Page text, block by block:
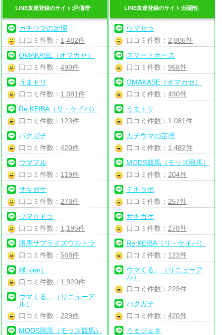
LINE友達登録のサイト:評価増↑
カチウマの定理
口コミ件数： 1,482件
OMAKASE（オマカセ）
口コミ件数：490件
うまトリ
口コミ件数： 1,081件
Re:KEIBA（リ・ケイバ）
口コミ件数： 123件
バクガチ
口コミ件数：420件
ウマフル
口コミ件数： 119件
サキガケ
口コミ件数： 278件
ウマ☆ドラ
口コミ件数： 1,195件
勝馬サプライズウルトラ
口コミ件数： 568件
縁（en）
口コミ件数： 1,920件
ウマくる。（リニューア
ル）
口コミ件数： 229件
MODS競馬（モッズ競馬）
LINE友達登録のサイト:話題性
ウマセラ
口コミ件数： 2,806件
スマートホース
口コミ件数： 968件
OMAKASE（オマカセ）
口コミ件数： 490件
うまトリ
口コミ件数： 1,081件
カチウマの定理
口コミ件数： 1,482件
MODS競馬（モッズ競馬）
口コミ件数： 204件
テキラボ
口コミ件数： 257件
サキガケ
口コミ件数： 278件
Re:KEIBA（リ・ケイバ）
口コミ件数： 123件
ウマくる。（リニューア
ル）
口コミ件数： 229件
バクガチ
口コミ件数： 420件
うまジェネ